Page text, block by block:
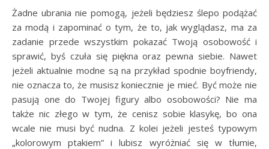
Żadne ubrania nie pomogą, jeżeli będziesz ślepo podążać
za modą i zapominać o tym, że to, jak wyglądasz, ma za
zadanie przede wszystkim pokazać Twoją osobowość i
sprawić, byś czuła się piękna oraz pewna siebie. Nawet
jeżeli aktualnie modne są na przykład spodnie boyfriendy,
nie oznacza to, że musisz koniecznie je mieć. Być może nie
pasują one do Twojej figury albo osobowości? Nie ma
także nic złego w tym, że cenisz sobie klasykę, bo ona
wcale nie musi być nudna. Z kolei jeżeli jesteś typowym
„kolorowym ptakiem” i lubisz wyróżniać się w tłumie,